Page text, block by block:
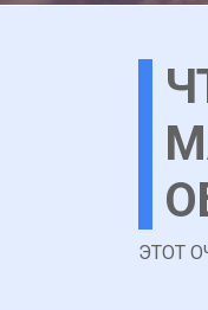
ЭТОТ